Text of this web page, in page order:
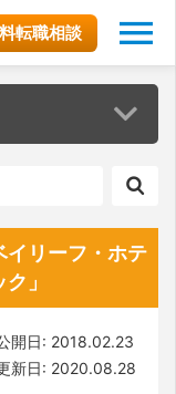
転職相談
リーフ・ホテ
」
開日: 2018.02.23
新日: 2020.08.28